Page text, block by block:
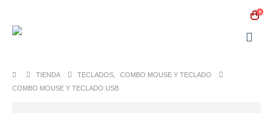
0
TIENDA TECLADOS
COMBO MOUSE Y TECLADO
COMBO MOUSE Y TECLADO USB